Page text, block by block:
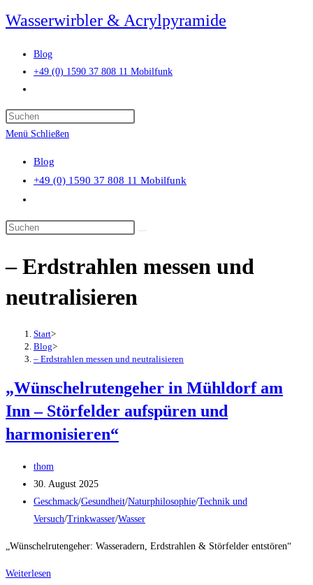
Zum
Inhalt
springen
Wasserwirbler & Acrylpyramide
Blog
+49 (0) 1590 37 808 11 Mobilfunk
umschalten
the
panel.
Menü Schließen
Blog
+49 (0) 1590 37 808 11 Mobilfunk
umschalten
Diese
durchsuchen
– Erdstrahlen messen und
neutralisieren
Start>
Blog>
– Erdstrahlen messen und neutralisieren
„Wünschelrutengeher in Mühldorf am
Inn – Störfelder aufspüren und
harmonisieren“
Beitrags-
Autor:
thom
Beitrag
veröffentlicht:
30. August 2025
Beitrags-
Kategorie:
Geschmack/Gesundheit/Naturphilosophie/Technik und
Versuch/Trinkwasser/Wasser
„Wünschelrutengeher: Wasseradern, Erdstrahlen & Störfelder entstören“
Weiterlesen